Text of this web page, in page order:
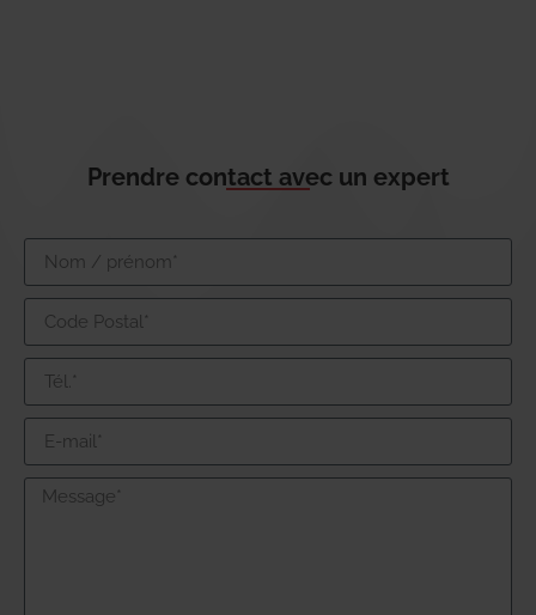
Prendre contact avec un expert